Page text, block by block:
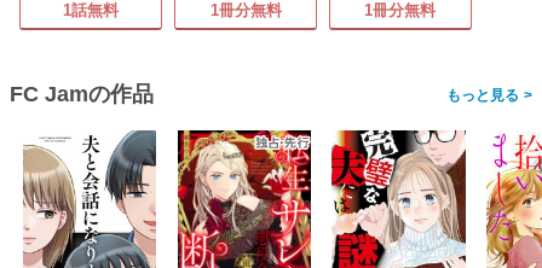
1話無料 1冊分無料 1冊分無料
FC Jamの作品 >